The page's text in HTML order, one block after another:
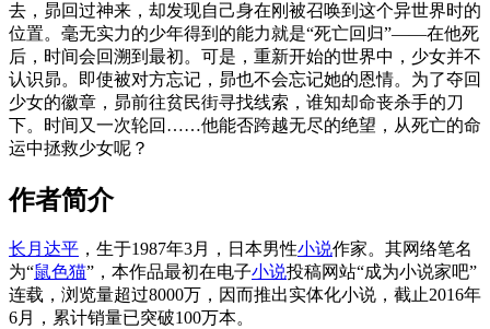
去，昴回过神来，却发现自己身在刚被召唤到这个异世界时的
位置。毫无实力的少年得到的能力就是“死亡回归”——在他死
后，时间会回溯到最初。可是，重新开始的世界中，少女并不
认识昴。即使被对方忘记，昴也不会忘记她的恩情。为了夺回
少女的徽章，昴前往贫民街寻找线索，谁知却命丧杀手的刀
下。时间又一次轮回……他能否跨越无尽的绝望，从死亡的命
运中拯救少女呢？
作者简介
长月达平 ，生于1987年3月，日本男性小说作家。其网络笔名
为“鼠色猫”，本作品最初在电子小说投稿网站“成为小说家吧”
连载，浏览量超过8000万，因而推出实体化小说，截止2016年
6月，累计销量已突破100万本。